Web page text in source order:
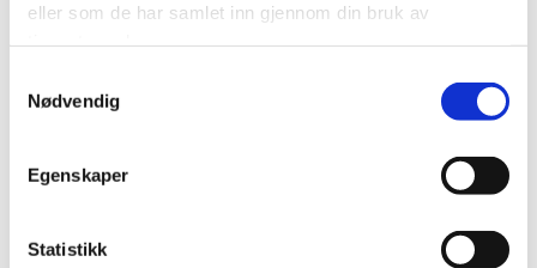
eller som de har samlet inn gjennom din bruk av
Nødvendig
Egenskaper
Statistikk